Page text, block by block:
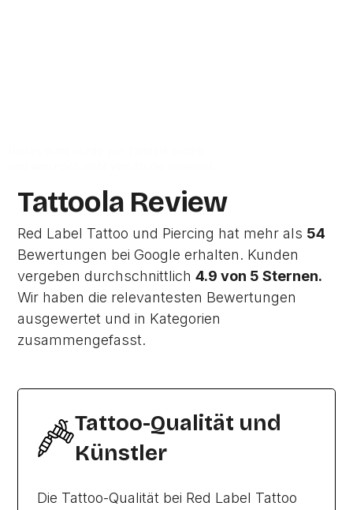
Tattoola Review
Red Label Tattoo und Piercing hat mehr als 54
Bewertungen bei Google erhalten. Kunden
vergeben durchschnittlich4.9 von 5 Sternen.
Wir haben die relevantesten Bewertungen
ausgewertet und in Kategorien
zusammengefasst.
Tattoo-Qualität und
Künstler
Die Tattoo-Qualität bei Red Label Tattoo